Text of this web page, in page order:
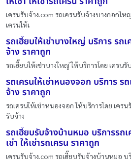
เครนรับจ้าง.com รถเครนรับจ้างบางกอกให
เครนให้เ
รถเฮี๊ยบให้เช่าบางใหญ่ บริการ รถ
จ้าง ราคาถูก
รถเฮี๊ยบให้เช่าบางใหญ่ ให้บริการโดย เครน
รถเครนให้เช่าหนองจอก บริการ ร
จ้าง ราคาถูก
รถเครนให้เช่าหนองจอก ให้บริการโดย เคร
รับจ้าง
รถเฮี๊ยบรับจ้างบ้านหมอ บริการรถ
เช่า ให้เช่ารถเครน ราคาถูก
เครนรับจ้าง.com รถเฮี๊ยบรับจ้างบ้านหมอ บ